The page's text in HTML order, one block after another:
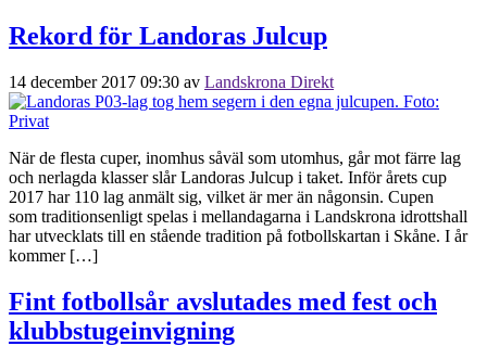
Rekord för Landoras Julcup
14 december 2017 09:30 av Landskrona Direkt
När de flesta cuper, inomhus såväl som utomhus, går mot färre lag
och nerlagda klasser slår Landoras Julcup i taket. Inför årets cup
2017 har 110 lag anmält sig, vilket är mer än någonsin. Cupen
som traditionsenligt spelas i mellandagarna i Landskrona idrottshall
har utvecklats till en stående tradition på fotbollskartan i Skåne. I år
kommer […]
Fint fotbollsår avslutades med fest och
klubbstugeinvigning